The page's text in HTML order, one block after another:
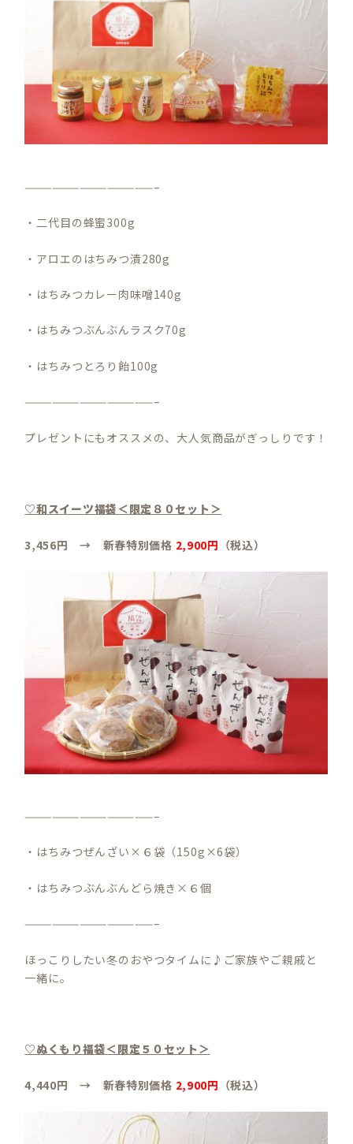
——————————————–
・二代目の蜂蜜300g
・アロエのはちみつ漬280g
・はちみつカレー肉味噌140g
・はちみつぶんぶんラスク70g
・はちみつとろり飴100g
——————————————–
プレゼントにもオススメの、大人気商品がぎっしりです！
♡和スイーツ福袋＜限定８０セット＞
3,456円 → 新春特別価格 2,900円 （税込）
——————————————–
・はちみつぜんざい×６袋（150g×6袋）
・はちみつぶんぶんどら焼き×６個
——————————————–
ほっこりしたい冬のおやつタイムに♪ご家族やご親戚と
一緒に。
♡ぬくもり福袋＜限定５０セット＞
4,440円 → 新春特別価格 2,900円 （税込）